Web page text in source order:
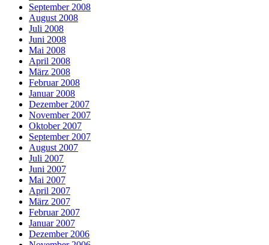
September 2008
August 2008
Juli 2008
Juni 2008
Mai 2008
April 2008
März 2008
Februar 2008
Januar 2008
Dezember 2007
November 2007
Oktober 2007
September 2007
August 2007
Juli 2007
Juni 2007
Mai 2007
April 2007
März 2007
Februar 2007
Januar 2007
Dezember 2006